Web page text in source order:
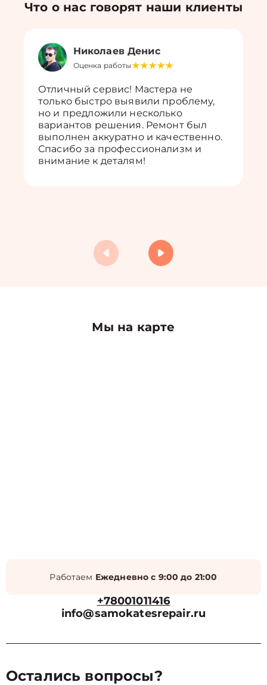
Что о нас говорят наши клиенты
Николаев Денис
Оценка работы
Отличный сервис! Мастера не
только быстро выявили проблему,
но и предложили несколько
вариантов решения. Ремонт был
выполнен аккуратно и качественно.
Спасибо за профессионализм и
внимание к деталям!
Мы на карте
Работаем Ежедневно с 9:00 до 21:00
+78001011416
info@samokatesrepair.ru
Остались вопросы?